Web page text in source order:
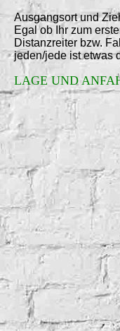
Ausgangsort und
Egal ob Ihr zum
Distanzreiter bzw.
jeden/jede ist etwas
LAGE UND